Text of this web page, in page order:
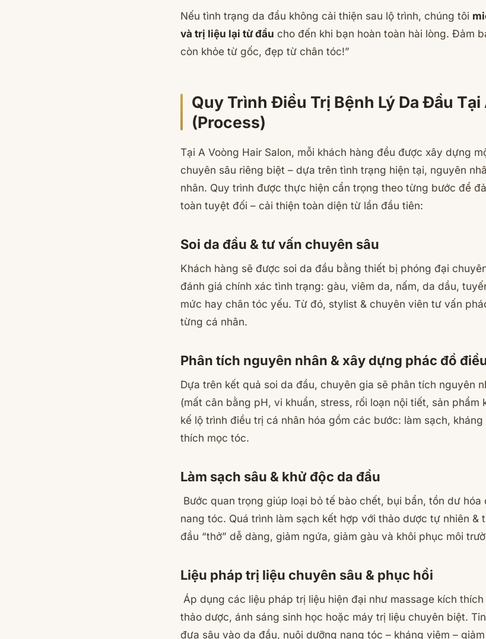
Nếu tình trạng da đầu không cải thiện sau lộ trình, chúng tôi
và trị liệu lại từ đầu cho đến khi bạn hoàn toàn hài lòng. Đảm
còn khỏe từ gốc, đẹp từ chân tóc!”
Quy Trình Điều Trị Bệnh Lý Da Đầu Tại
(Process)
Tại A Voòng Hair Salon, mỗi khách hàng đều được xây dựng
chuyên sâu riêng biệt – dựa trên tình trạng hiện tại, nguyên
nhân. Quy trình được thực hiện cẩn trọng theo từng bước để
toàn tuyệt đối – cải thiện toàn diện từ lần đầu tiên:
Soi da đầu & tư vấn chuyên sâu
Khách hàng sẽ được soi da đầu bằng thiết bị phóng đại
đánh giá chính xác tình trạng: gàu, viêm da, nấm, da dầu,
mức hay chân tóc yếu. Từ đó, stylist & chuyên viên tư vấn
từng cá nhân.
Phân tích nguyên nhân & xây dựng phác đồ
Dựa trên kết quả soi da đầu, chuyên gia sẽ phân tích nguyên
(mất cân bằng pH, vi khuẩn, stress, rối loạn nội tiết, sản
kế lộ trình điều trị cá nhân hóa gồm các bước: làm sạch,
thích mọc tóc.
Làm sạch sâu & khử độc da đầu
Bước quan trọng giúp loại bỏ tế bào chết, bụi bẩn, tồn dư
nang tóc. Quá trình làm sạch kết hợp với thảo dược tự nhiên &
đầu “thở” dễ dàng, giảm ngứa, giảm gàu và khôi phục môi
Liệu pháp trị liệu chuyên sâu & phục hồi
Áp dụng các liệu pháp trị liệu hiện đại như massage kích
thảo dược, ánh sáng sinh học hoặc máy trị liệu chuyên biệt.
đưa sâu vào da đầu, nuôi dưỡng nang tóc – kháng viêm –